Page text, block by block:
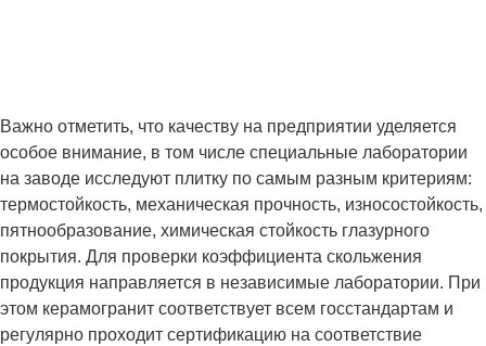
Важно отметить, что качеству на предприятии уделяется
особое внимание, в том числе специальные лаборатории
на заводе исследуют плитку по самым разным критериям:
термостойкость, механическая прочность, износостойкость,
пятнообразование, химическая стойкость глазурного
покрытия. Для проверки коэффициента скольжения
продукция направляется в независимые лаборатории. При
этом керамогранит соответствует всем госстандартам и
регулярно проходит сертификацию на соответствие